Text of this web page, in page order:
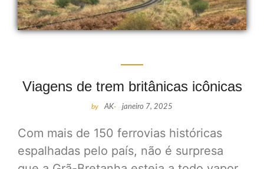
Viagens de trem britânicas icônicas
by AK- janeiro 7, 2025
Com mais de 150 ferrovias históricas
espalhadas pelo país, não é surpresa